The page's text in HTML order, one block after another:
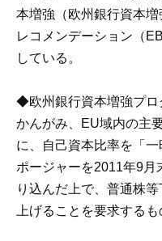
本増強（欧州銀行資本
レコメンデーション（
している。
◆欧州銀行資本増強プロ
かんがみ、EU域内の主
に、自己資本比率を「
ポージャーを2011年9月
り込んだ上で、普通株
上げることを要求するも